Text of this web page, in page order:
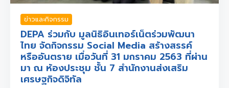
ข่าวและกิจกรรม
DEPA ร่วมกับ มูลนิธิอินเทอร์เน็ตร่วมพัฒนา
ไทย จัดกิจกรรม Social Media สร้างสรรค์
หรืออันตราย เมื่อวันที่ 31 มกราคม 2563 ที่ผ่าน
มา ณ ห้องประชุม ชั้น 7 สำนักงานส่งเสริม
เศรษฐกิจดิจิทัล